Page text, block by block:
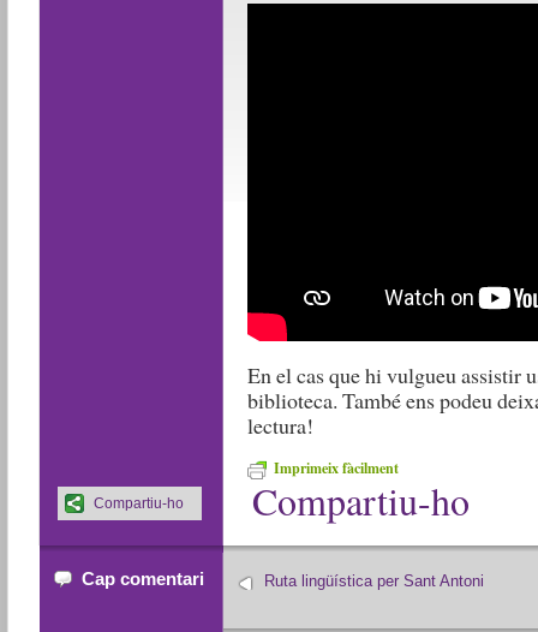
En el cas que hi vulgueu assistir
biblioteca. També ens podeu
lectura!
Imprimeix fàcilment
Compartiu-ho
Compartiu-ho
Cap comentari Ruta lingüística per Sant Antoni